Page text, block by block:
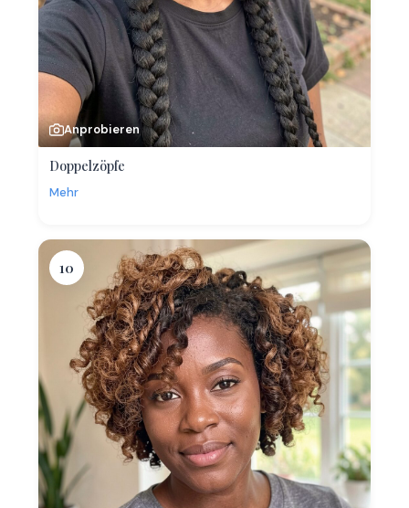
Anprobieren
Doppelzöpfe
Mehr
10